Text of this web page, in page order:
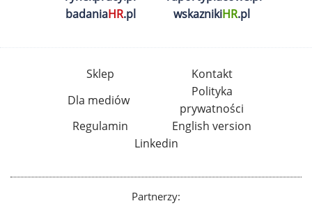
badaniaHR.pl wskaznikiHR.pl
Sklep
Kontakt
Dla mediów
Polityka
prywatności
Regulamin
English version
Linkedin
Partnerzy: